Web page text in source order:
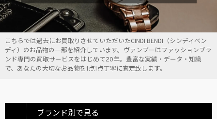
こちらでは過去にお買取りさせていただいたCINDI BENDI（シンディベン
ディ）のお品物の一部を紹介しています。ヴァンブーはファッションブラ
ンド専門の買取サービスをはじめて20年。豊富な実績・データ・知識
で、あなたの大切なお品物を1点1点丁寧に査定致します。
ブランド別で見る